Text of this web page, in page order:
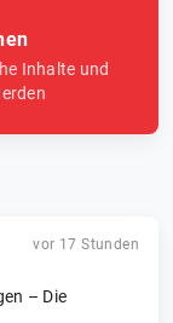
Inhalte und
vor 17 Stunden
– Die